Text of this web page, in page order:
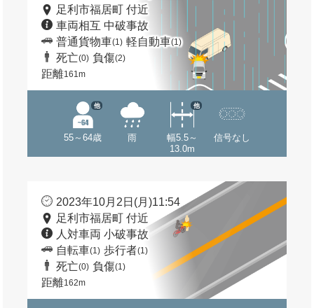
足利市福居町 付近
車両相互 中破事故
普通貨物車(1) 軽自動車(1)
死亡(0) 負傷(2)
距離161m
55～64歳
他
雨
幅5.5～
13.0m
他
信号なし
2023年10月2日(月)11:54
足利市福居町 付近
人対車両 小破事故
自転車(1) 歩行者(1)
死亡(0) 負傷(1)
距離162m